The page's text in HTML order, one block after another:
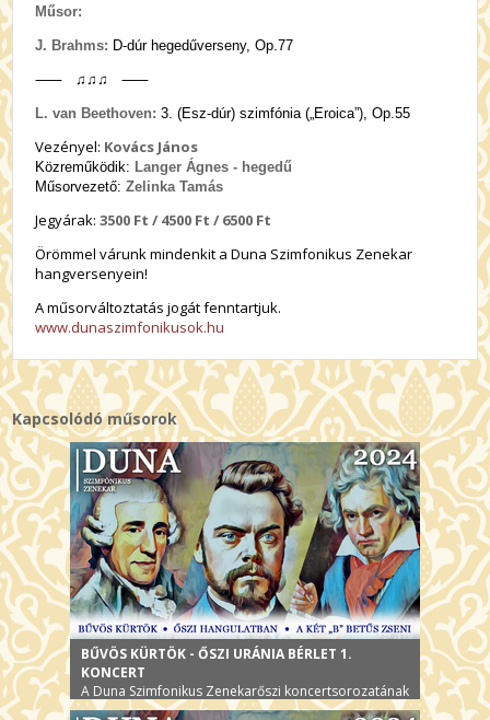
Műsor:
J. Brahms: D-dúr hegedűverseny, Op.77
⸺ ♫♫♫ ⸺
L. van Beethoven:3. (Esz-dúr) szimfónia („Eroica”), Op.55
Vezényel: Kovács János
Közreműködik: Langer Ágnes - hegedű
Műsorvezető: Zelinka Tamás
Jegyárak:3500 Ft / 4500 Ft / 6500 Ft
Örömmel várunk mindenkit a Duna Szimfonikus Zenekar
hangversenyein!
A műsorváltoztatás jogát fenntartjuk.
www.dunaszimfonikusok.hu
Kapcsolódó műsorok
BŰVÖS KÜRTÖK - ŐSZI URÁNIA BÉRLET 1.
KONCERT
A Duna Szimfonikus Zenekarőszi koncertsorozatának
első alkalma